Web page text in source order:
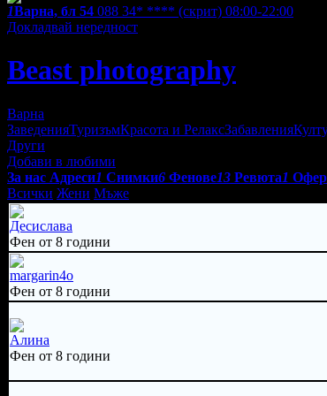
1Варна, бл 54 088 34* **** (скрит) 08:00-22:00
Докладвай нередност
Beast photography
Варна
ЗаведенияТуризъмКрасота и РелаксЗабавления
Други
Добави в любими
За нас Адреси1 Снимки6 Фенове13 Ревюта1
Всички Жени Мъже
Десислава
Фен от 8 години
margarin4o
Фен от 8 години
Алина
Фен от 8 години